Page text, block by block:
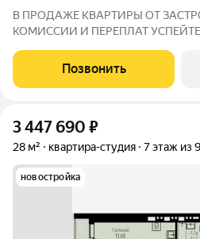
В ПРОДАЖЕ КВАРТИРЫ ОТ
КОМИССИИ И ПЕРЕПЛАТ УСПЕЙТЕ ЗАБРОНИРОВАТЬ
4,6% НА ВЕСЬ СРОК
ИПОТЕКИ БРОНИРОВАНИЕ БЕСПЛАТНОЕ Адрес: г.
Позвонить
3 447 690 ₽
28 м² квартира-студия 7 этаж из 9
новостройка